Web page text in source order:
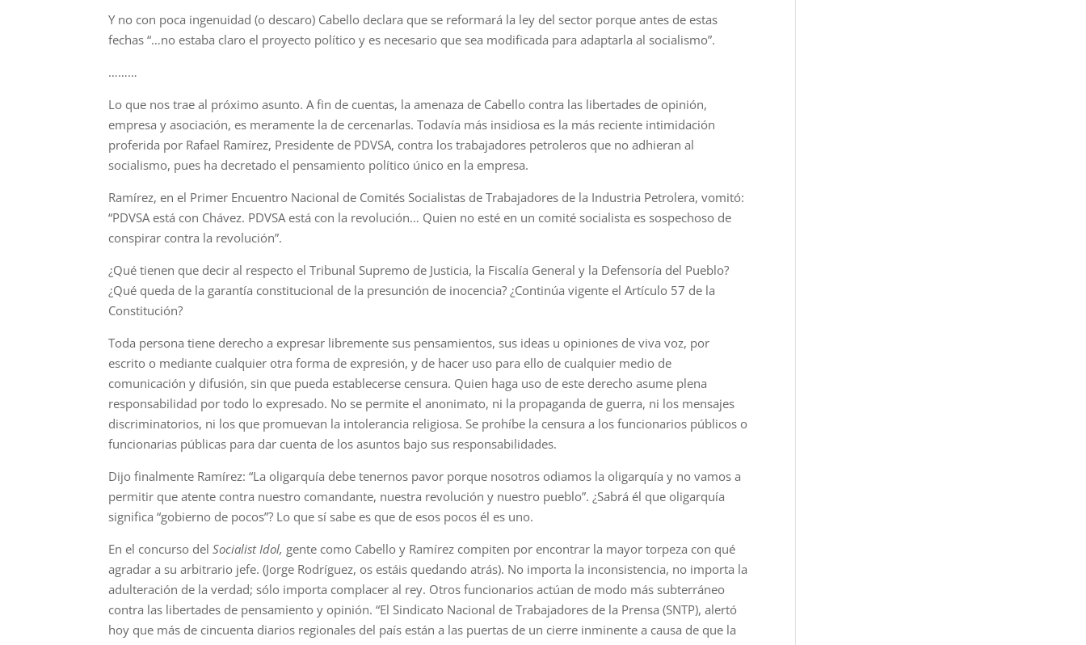
Y no con poca ingenuidad (o descaro) Cabello declara que se reformará la ley del sector porque antes de estas
fechas “…no estaba claro el proyecto político y es necesario que sea modificada para adaptarla al socialismo”.
………
Lo que nos trae al próximo asunto. A fin de cuentas, la amenaza de Cabello contra las libertades de opinión,
empresa y asociación, es meramente la de cercenarlas. Todavía más insidiosa es la más reciente intimidación
proferida por Rafael Ramírez, Presidente de PDVSA, contra los trabajadores petroleros que no adhieran al
socialismo, pues ha decretado el pensamiento político único en la empresa.
Ramírez, en el Primer Encuentro Nacional de Comités Socialistas de Trabajadores de la Industria Petrolera, vomitó:
“PDVSA está con Chávez. PDVSA está con la revolución… Quien no esté en un comité socialista es sospechoso de
conspirar contra la revolución”.
¿Qué tienen que decir al respecto el Tribunal Supremo de Justicia, la Fiscalía General y la Defensoría del Pueblo?
¿Qué queda de la garantía constitucional de la presunción de inocencia? ¿Continúa vigente el Artículo 57 de la
Constitución?
Toda persona tiene derecho a expresar libremente sus pensamientos, sus ideas u opiniones de viva voz, por
escrito o mediante cualquier otra forma de expresión, y de hacer uso para ello de cualquier medio de
comunicación y difusión, sin que pueda establecerse censura. Quien haga uso de este derecho asume plena
responsabilidad por todo lo expresado. No se permite el anonimato, ni la propaganda de guerra, ni los mensajes
discriminatorios, ni los que promuevan la intolerancia religiosa. Se prohíbe la censura a los funcionarios públicos o
funcionarias públicas para dar cuenta de los asuntos bajo sus responsabilidades.
Dijo finalmente Ramírez: “La oligarquía debe tenernos pavor porque nosotros odiamos la oligarquía y no vamos a
permitir que atente contra nuestro comandante, nuestra revolución y nuestro pueblo”. ¿Sabrá él que oligarquía
significa “gobierno de pocos”? Lo que sí sabe es que de esos pocos él es uno.
En el concurso delSocialist Idol, gente como Cabello y Ramírez compiten por encontrar la mayor torpeza con qué
agradar a su arbitrario jefe. (Jorge Rodríguez, os estáis quedando atrás). No importa la inconsistencia, no importa la
adulteración de la verdad; sólo importa complacer al rey. Otros funcionarios actúan de modo más subterráneo
contra las libertades de pensamiento y opinión. “El Sindicato Nacional de Trabajadores de la Prensa (SNTP), alertó
hoy que más de cincuenta diarios regionales del país están a las puertas de un cierre inminente a causa de que la